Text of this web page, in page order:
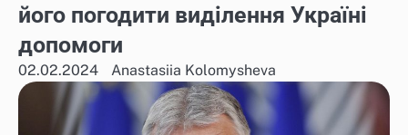
його погодити виділення Україні
допомоги
02.02.2024 Anastasiia Kolomysheva